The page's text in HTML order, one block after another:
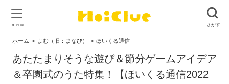
ホーム よむ（旧：まなび） ほいくる通信
あたたまりそうな遊び＆節分ゲームアイデア
＆卒園式のうた特集！【ほいくる通信2022